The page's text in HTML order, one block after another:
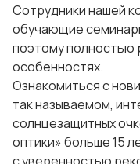
Сотрудники нашей
обучающие
поэтому полностью
особенностях.
Ознакомиться с
так называемом,
солнцезащитных
оптики» больше 15